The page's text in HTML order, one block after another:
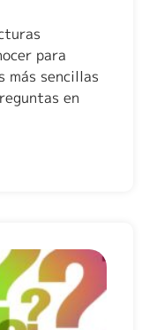
para
más sencillas
en